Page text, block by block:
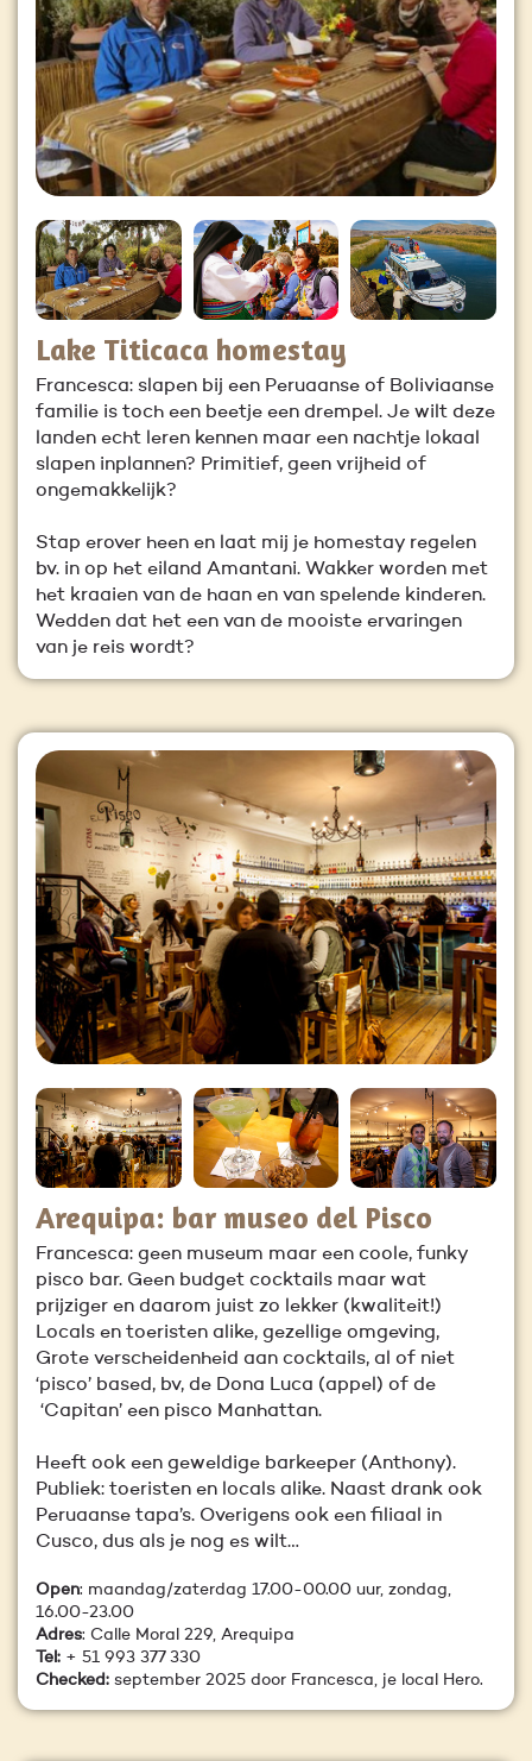
Lake Titicaca homestay
Francesca: slapen bij een Peruaanse of Boliviaanse
familie is toch een beetje een drempel. Je wilt deze
landen echt leren kennen maar een nachtje lokaal
slapen inplannen? Primitief, geen vrijheid of
ongemakkelijk?
Stap erover heen en laat mij je homestay regelen
bv. in op het eiland Amantani. Wakker worden met
het kraaien van de haan en van spelende kinderen.
Wedden dat het een van de mooiste ervaringen
van je reis wordt?
Arequipa: bar museo del Pisco
Francesca: geen museum maar een coole, funky
pisco bar. Geen budget cocktails maar wat
prijziger en daarom juist zo lekker (kwaliteit!)
Locals en toeristen alike, gezellige omgeving,
Grote verscheidenheid aan cocktails, al of niet
‘pisco’ based, bv, de Dona Luca (appel) of de
‘Capitan’ een pisco Manhattan.
Heeft ook een geweldige barkeeper (Anthony).
Publiek: toeristen en locals alike. Naast drank ook
Peruaanse tapa’s. Overigens ook een filiaal in
Cusco, dus als je nog es wilt…
Open: maandag/zaterdag 17.00-00.00 uur, zondag,
16.00-23.00
Adres: Calle Moral 229, Arequipa
Tel: + 51 993 377 330
Checked: september 2025 door Francesca, je local Hero.